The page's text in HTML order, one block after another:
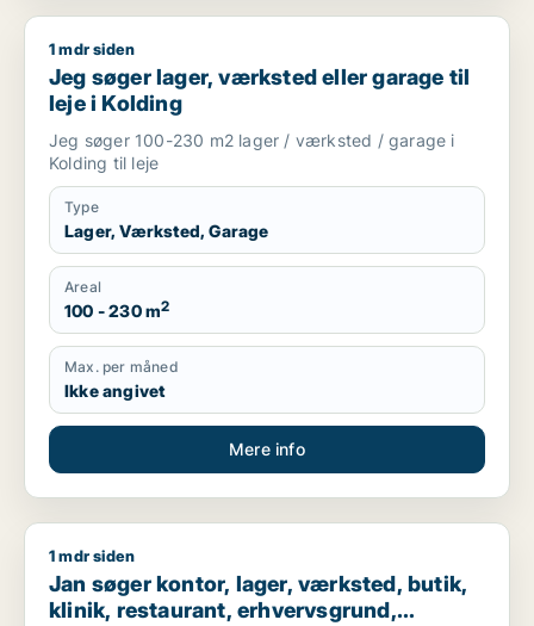
Jeg søger lager, værksted eller garage til leje i Kolding
1 mdr siden
Jeg søger lager, værksted eller garage til
leje i Kolding
Jeg søger 100-230 m2 lager / værksted / garage i
Kolding til leje
Type
Lager, Værksted, Garage
Areal
100 - 230 m2
Max. per måned
Ikke angivet
Mere info
Jan søger kontor, lager, værksted, butik, klinik, restaurant,
1 mdr siden
Jan søger kontor, lager, værksted, butik,
klinik, restaurant, erhvervsgrund,